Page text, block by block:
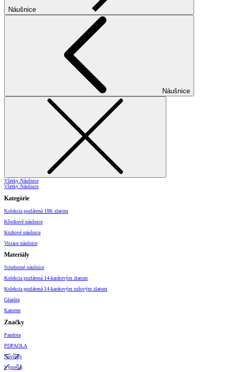
Náušnice
Náušnice
Všetky Náušnice
Všetky Náušnice
Kategórie
Kolekcia pozlátená 18K zlatom
Kôstkové náušnice
Kruhové náušnice
Visiace náušnice
Materiály
Strieborné náušnice
Kolekcia pozlátená 14-karátovým zlatom
Kolekcia pozlátená 14-karátovým ružovým zlatom
Glazúra
Kamene
Značky
Pandora
PDPAOLA
Novinky
Výpredaj